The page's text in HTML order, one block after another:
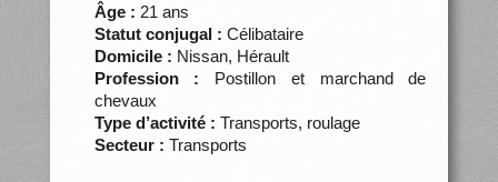
Âge : 21 ans
Statut conjugal : Célibataire
Domicile : Nissan, Hérault
Profession : Postillon et marchand de
chevaux
Type d’activité : Transports, roulage
Secteur : Transports